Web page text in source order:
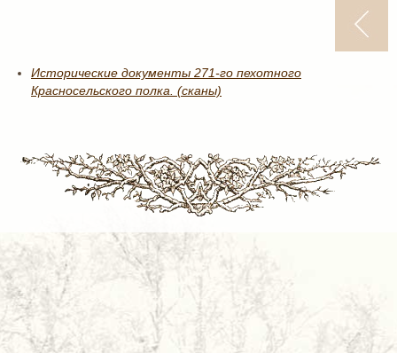
Исторические документы 271-го пехотного
Красносельского полка. (сканы)